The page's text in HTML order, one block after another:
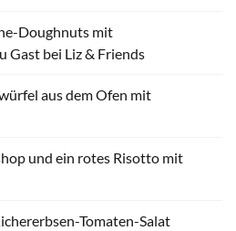
Doughnuts mit
Gast bei Liz & Friends
aus dem Ofen mit
und ein rotes Risotto mit
Tomaten-Salat